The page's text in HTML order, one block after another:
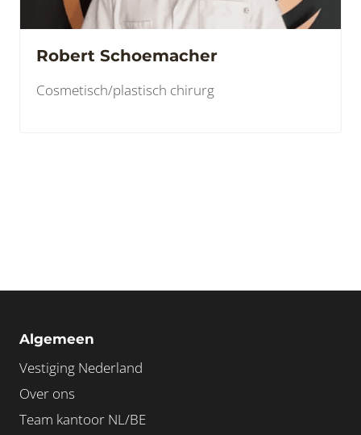
Robert Schoemacher
Cosmetisch/plastisch chirurg
Algemeen
Vestiging Nederland
Over ons
Team kantoor NL/BE